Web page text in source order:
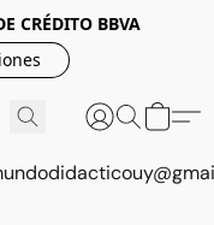
CRÉDITO BBVA